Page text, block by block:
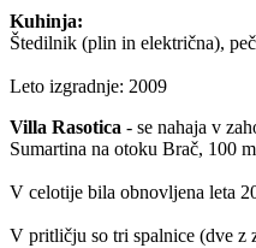
Kuhinja:
Štedilnik (plin in električna),
Leto izgradnje: 2009
Villa Rasotica - se nahaja v
Sumartina na otoku Brač, 100
V celotije bila obnovljena leta
V pritličju so tri spalnice (dve z